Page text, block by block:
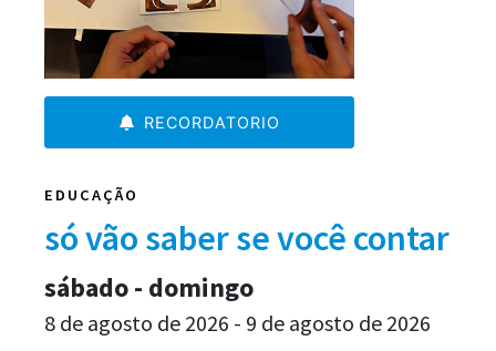
RECORDATORIO
EDUCAÇÃO
só vão saber se você contar
sábado - domingo
8 de agosto de 2026 - 9 de agosto de 2026